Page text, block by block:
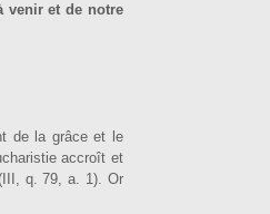
venir et de notre
de la grâce et le
accroît et
q. 79, a. 1). Or